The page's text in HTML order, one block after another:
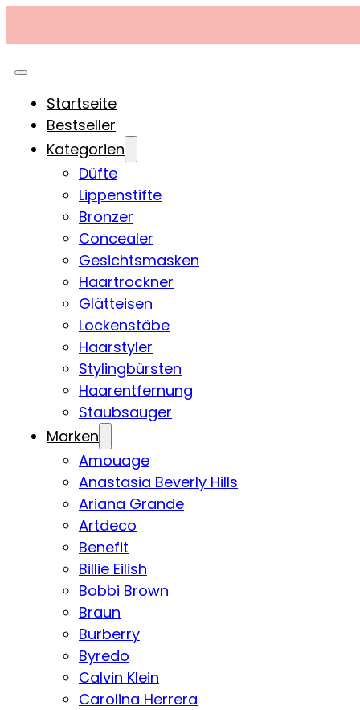
Startseite
Bestseller
Kategorien
Düfte
Lippenstifte
Bronzer
Concealer
Gesichtsmasken
Haartrockner
Glätteisen
Lockenstäbe
Haarstyler
Stylingbürsten
Haarentfernung
Staubsauger
Marken
Amouage
Anastasia Beverly Hills
Ariana Grande
Artdeco
Benefit
Billie Eilish
Bobbi Brown
Braun
Burberry
Byredo
Calvin Klein
Carolina Herrera